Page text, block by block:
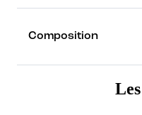
Composition